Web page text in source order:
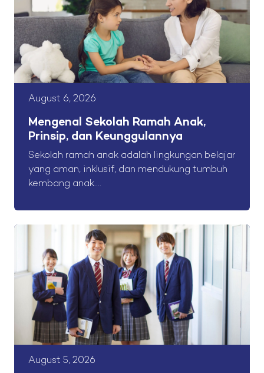
August 6, 2026
Mengenal Sekolah Ramah Anak,
Prinsip, dan Keunggulannya
Sekolah ramah anak adalah lingkungan belajar
yang aman, inklusif, dan mendukung tumbuh
kembang anak....
August 5, 2026